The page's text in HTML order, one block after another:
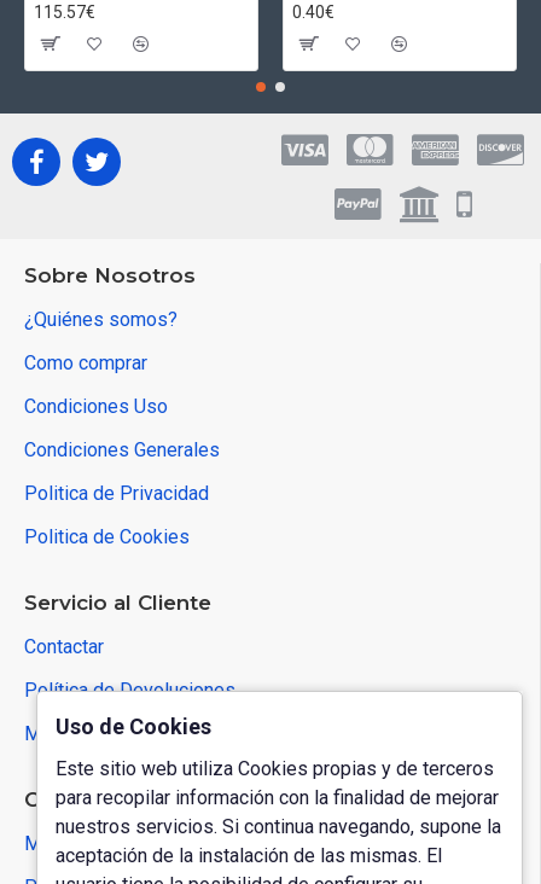
115.57€
0.40€
Sobre Nosotros
¿Quiénes somos?
Como comprar
Condiciones Uso
Condiciones Generales
Politica de Privacidad
Politica de Cookies
Servicio al Cliente
Contactar
Política de Devoluciones
Mapa del Sitio
Cuenta de Usuario
Mi Cuenta
Uso de Cookies
Este sitio web utiliza Cookies propias y de terceros
para recopilar información con la finalidad de mejorar
nuestros servicios. Si continua navegando, supone la
aceptación de la instalación de las mismas. El